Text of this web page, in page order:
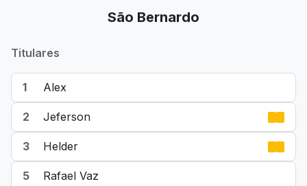
São Bernardo
Titulares
1 Alex
2 Jeferson
3 Helder
5 Rafael Vaz